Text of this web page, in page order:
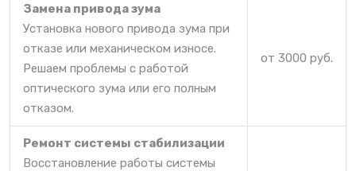
Замена привода зума
Установка нового привода зума при
отказе или механическом износе.
Решаем проблемы с работой
оптического зума или его полным
отказом.
от 3000 руб.
Ремонт системы стабилизации
Восстановление работы системы